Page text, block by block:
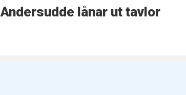
Andersudde lånar ut tavlor